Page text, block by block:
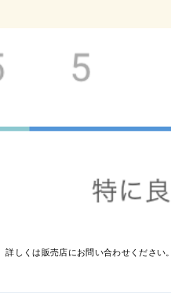
しくは販売店にお問い合わせください。